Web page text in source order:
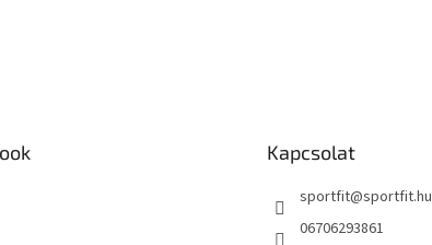
Kapcsolat
sportfit@sportfit.hu
06706293861